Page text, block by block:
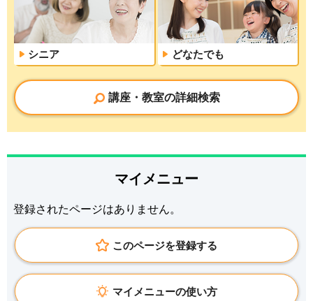
シニア どなたでも
講座・教室の詳細検索
マイメニュー
登録されたページはありません。
このページを登録する
マイメニューの使い方